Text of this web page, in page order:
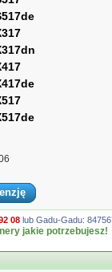
08lub Gadu-Gadu:
jakie potrzebujesz!